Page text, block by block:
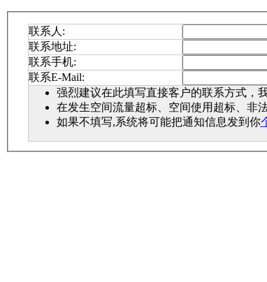
联系人:
联系地址:
联系手机:
联系E-Mail:
强烈建议在此填写直接客户的联系方式，
在发生空间流量超标、空间使用超标、非
如果不填写,系统将可能把通知信息发到你